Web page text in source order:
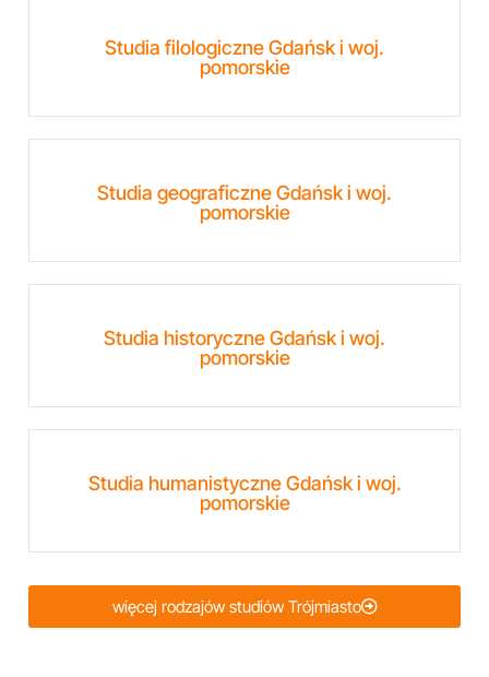
Studia filologiczne Gdańsk i woj.
pomorskie
Studia geograficzne Gdańsk i woj.
pomorskie
Studia historyczne Gdańsk i woj.
pomorskie
Studia humanistyczne Gdańsk i woj.
pomorskie
więcej rodzajów studiów Trójmiasto